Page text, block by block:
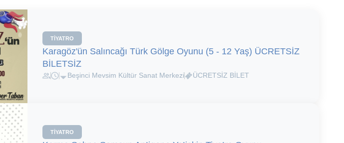
TIYATRO
Karagöz'ün Salıncağı Türk Gölge Oyunu (5 - 12 Yaş) ÜCRETSİZ
BİLETSİZ
Beşinci Mevsim Kültür Sanat Merkezi ÜCRETSİZ BİLET
TIYATRO